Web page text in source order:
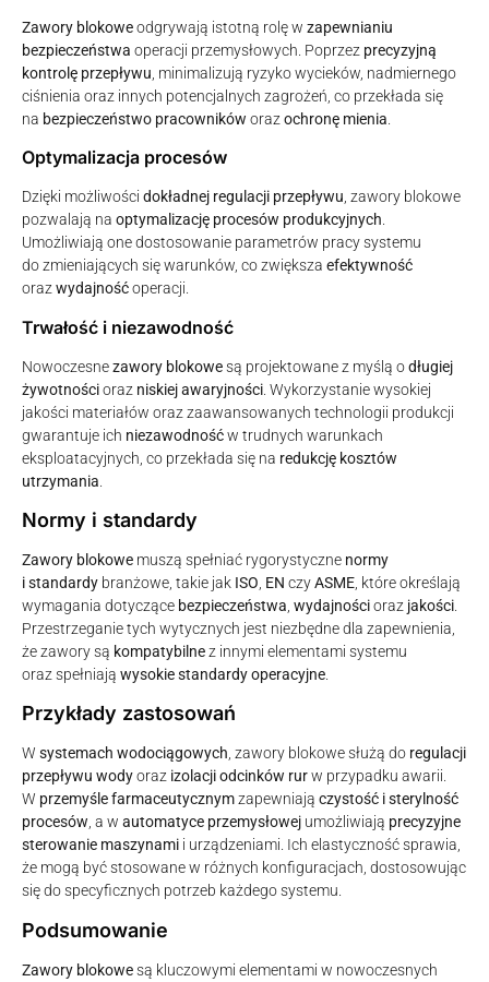
Zawory blokoweodgrywają istotną rolę w zapewnianiu
bezpieczeństwa operacji przemysłowych. Poprzez precyzyjną
kontrolę przepływu , minimalizują ryzyko wycieków, nadmiernego
ciśnienia oraz innych potencjalnych zagrożeń, co przekłada się
na bezpieczeństwo pracowników oraz ochronę mienia
Optymalizacja procesów
Dzięki możliwości dokładnej regulacji przepływu, zawory blokowe
pozwalają na optymalizację procesów produkcyjnych.
Umożliwiają one dostosowanie parametrów pracy systemu
do zmieniających się warunków, co zwiększa efektywność
orazwydajnośćoperacji.
Trwałość i niezawodność
Nowoczesnezawory blokowesą projektowane z myślą odługiej
żywotnościoraz niskiej awaryjności . Wykorzystanie wysokiej
jakości materiałów oraz zaawansowanych technologii produkcji
gwarantuje ich niezawodnośćw trudnych warunkach
eksploatacyjnych, co przekłada się na redukcję kosztów
utrzymania
Normy i standardy
Zawory blokowe muszą spełniać rygorystyczne normy
i standardy branżowe, takie jak ISO EN czyASME , które określają
wymagania dotyczące bezpieczeństwa wydajnościoraz jakości
Przestrzeganie tych wytycznych jest niezbędne dla zapewnienia,
że zawory są kompatybilnez innymi elementami systemu
oraz spełniają wysokie standardy operacyjne
Przykłady zastosowań
W systemach wodociągowych, zawory blokowe służą do regulacji
przepływu wodyoraz izolacji odcinków rurw przypadku awarii.
W przemyśle farmaceutycznymzapewniają czystość i sterylność
procesów, a w automatyce przemysłowej umożliwiają precyzyjne
sterowanie maszynami i urządzeniami. Ich elastyczność sprawia,
że mogą być stosowane w różnych konfiguracjach, dostosowując
się do specyficznych potrzeb każdego systemu.
Podsumowanie
Zawory blokowesą kluczowymi elementami w nowoczesnych